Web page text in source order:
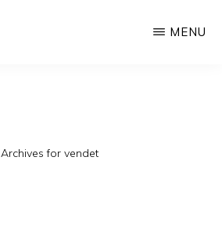
MENU
Archives for vendet